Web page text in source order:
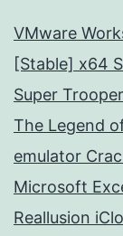
VMware
[Stable] x64
Super
The Legend
emulator
Microsoft
Reallusion